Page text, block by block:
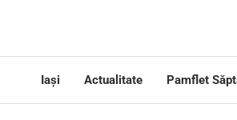
Iași Actualitate Pamflet